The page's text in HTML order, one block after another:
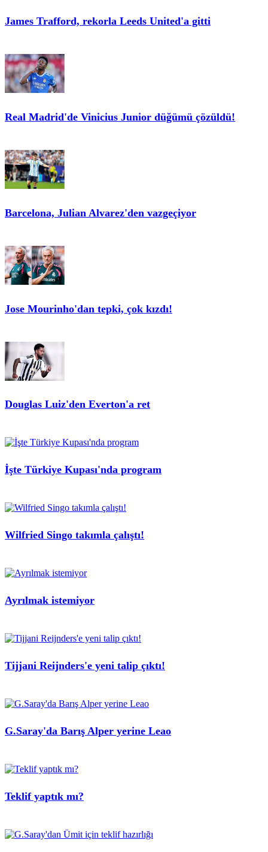
James Trafford, rekorla Leeds United'a gitti
Real Madrid'de Vinicius Junior düğümü çözüldü!
Barcelona, Julian Alvarez'den vazgeçiyor
Jose Mourinho'dan tepki, çok kızdı!
Douglas Luiz'den Everton'a ret
İşte Türkiye Kupası'nda program
Wilfried Singo takımla çalıştı!
Ayrılmak istemiyor
Tijjani Reijnders'e yeni talip çıktı!
G.Saray'da Barış Alper yerine Leao
Teklif yaptık mı?